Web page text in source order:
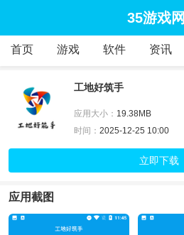
35游戏网
首页 游戏 软件 资讯
工地好筑手
应用大小： 19.38MB
时间： 2025-12-25 10:00
立即下载
应用截图